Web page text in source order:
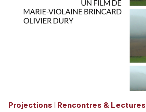
Projections | Rencontres & Lectures